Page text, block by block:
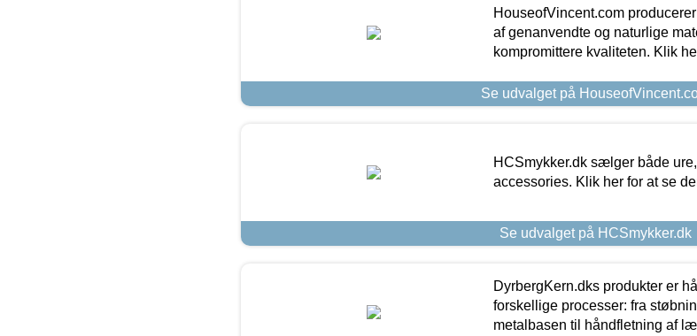
HouseofVincent.com
af genanvendte og naturlige
kompromittere kvaliteten. Klik
Se udvalget på
HCSmykker.dk sælger både
accessories. Klik her for at se
Se udvalget på HCSmykker.dk
DyrbergKern.dks produkter er
forskellige processer: fra
metalbasen til håndfletning af